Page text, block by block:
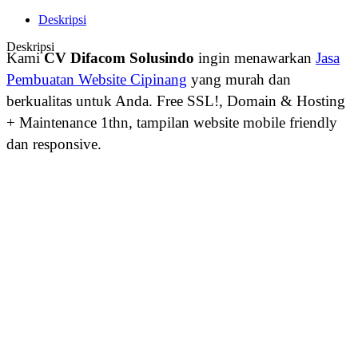
Deskripsi
Deskripsi
KamiCV Difacom Solusindo ingin menawarkan Jasa
Pembuatan Website Cipinang yang murah dan
berkualitas untuk Anda. Free SSL!, Domain & Hosting
+ Maintenance 1thn, tampilan website mobile friendly
dan responsive.